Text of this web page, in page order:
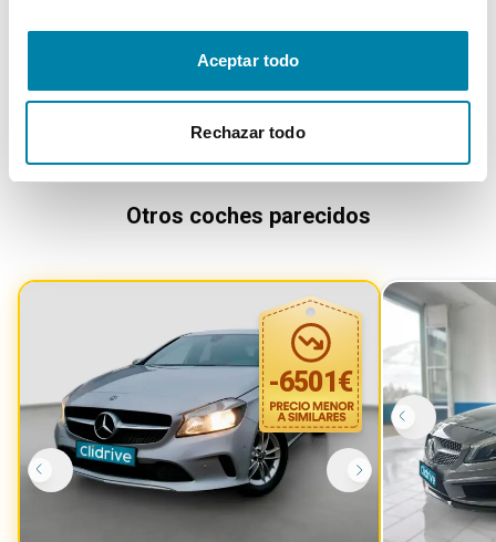
Aceptar todo
Rechazar todo
Otros coches parecidos
-6501€